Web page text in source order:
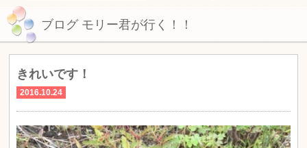
ブログ モリー君が行く！！
きれいです！
2016.10.24